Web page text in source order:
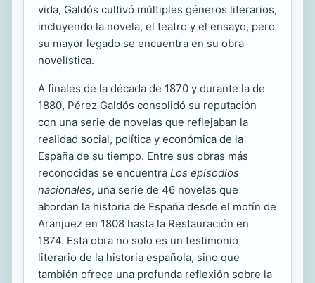
vida, Galdós cultivó múltiples géneros literarios,
incluyendo la novela, el teatro y el ensayo, pero
su mayor legado se encuentra en su obra
novelística.
A finales de la década de 1870 y durante la de
1880, Pérez Galdós consolidó su reputación
con una serie de novelas que reflejaban la
realidad social, política y económica de la
España de su tiempo. Entre sus obras más
reconocidas se encuentra Los episodios
nacionales, una serie de 46 novelas que
abordan la historia de España desde el motín de
Aranjuez en 1808 hasta la Restauración en
1874. Esta obra no solo es un testimonio
literario de la historia española, sino que
también ofrece una profunda reflexión sobre la